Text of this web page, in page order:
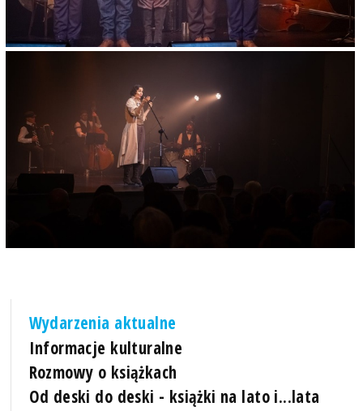
Wydarzenia aktualne
Informacje kulturalne
Rozmowy o książkach
Od deski do deski - książki na lato i...lata